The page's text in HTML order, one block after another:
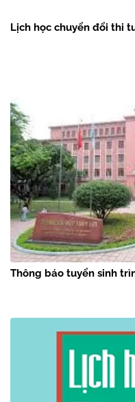
Lịch học chuyển đổi thi
Thông báo tuyển sinh